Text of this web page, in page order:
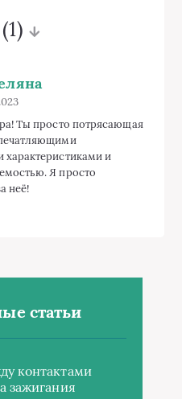
(1)
Ты просто потрясающая
характеристиками и
Я просто
неё!
статьи
контактами
зажигания